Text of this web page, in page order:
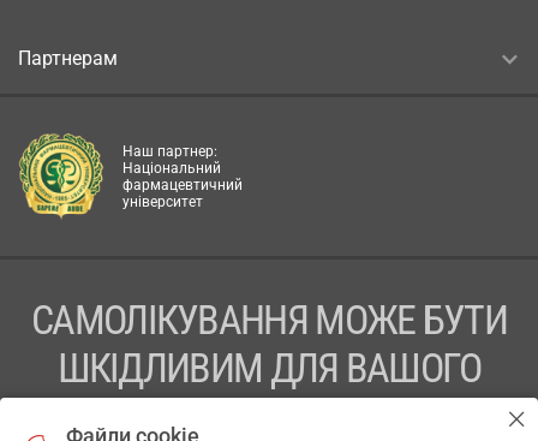
Партнерам
Наш партнер:
Національний
фармацевтичний
університет
САМОЛІКУВАННЯ МОЖЕ БУТИ
ШКІДЛИВИМ ДЛЯ ВАШОГО
Файли cookie